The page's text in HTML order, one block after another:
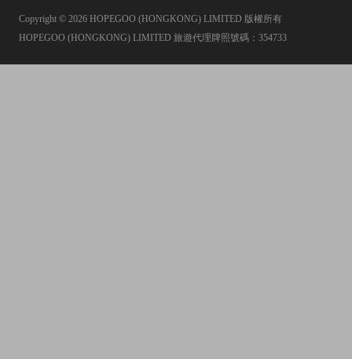
Copyright © 2026 HOPEGOO (HONGKONG) LIMITED 版權所有
HOPEGOO (HONGKONG) LIMITED 旅遊代理牌照號碼：354733